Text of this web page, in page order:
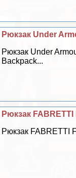
Рюкзак Under
Рюкзак Under
Backpack...
Рюкзак
Рюкзак FABRETTI